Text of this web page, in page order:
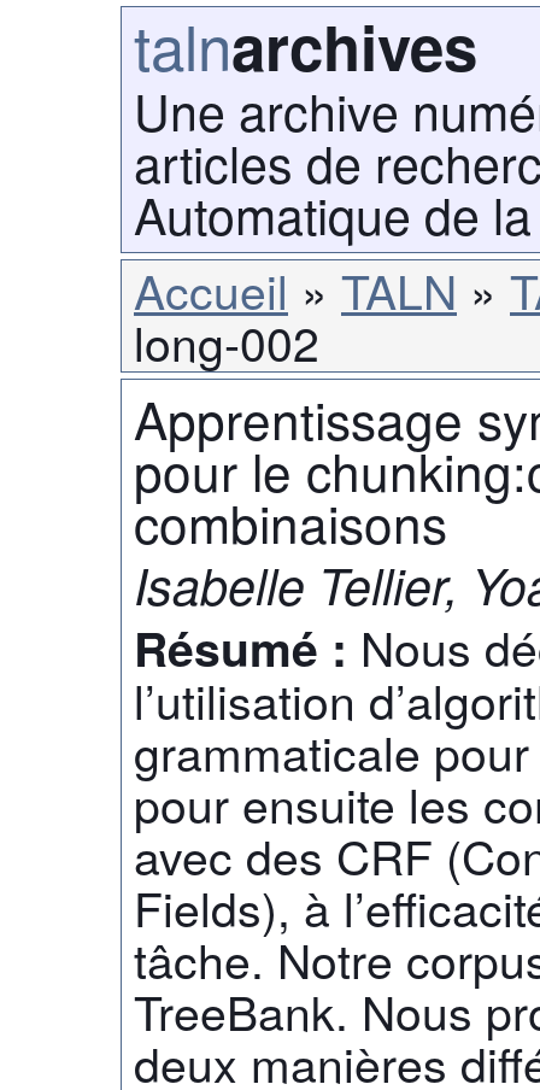
talnarchives
Une archive
articles de
Automatique de
Accueil TALN
long-002
Apprentissage
pour le
combinaisons
Isabelle Tellier,
Résumé : Nous
l’utilisation
grammaticale
pour ensuite les
avec des CRF
Fields), à
tâche. Notre
TreeBank. Nous
deux manières